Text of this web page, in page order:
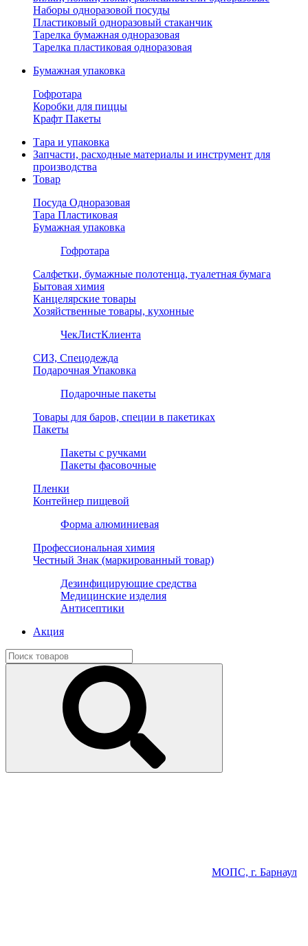
Наборы одноразовой посуды
Пластиковый одноразовый стаканчик
Тарелка бумажная одноразовая
Тарелка пластиковая одноразовая
Бумажная упаковка
Гофротара
Коробки для пиццы
Крафт Пакеты
Тара и упаковка
Запчасти, расходные материалы и инструмент для
производства
Товар
Посуда Одноразовая
Тара Пластиковая
Бумажная упаковка
Гофротара
Салфетки, бумажные полотенца, туалетная бумага
Бытовая химия
Канцелярские товары
Хозяйственные товары, кухонные
ЧекЛистКлиента
СИЗ, Спецодежда
Подарочная Упаковка
Подарочные пакеты
Товары для баров, специи в пакетиках
Пакеты
Пакеты с ручками
Пакеты фасовочные
Пленки
Контейнер пищевой
Форма алюминиевая
Профессиональная химия
Честный Знак (маркированный товар)
Дезинфицирующие средства
Медицинские изделия
Антисептики
Акция
МОПС, г. Барнаул